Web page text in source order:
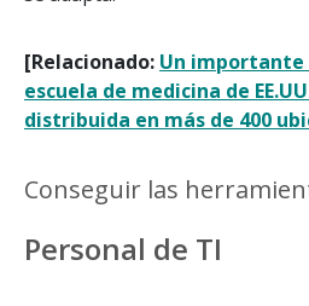
[Relacionado: Un importante
escuela de medicina de
distribuida en más de 400
Conseguir las
Personal de TI